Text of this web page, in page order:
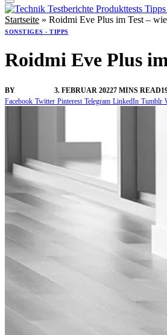
Startseite » Roidmi Eve Plus im Test –
SONSTIGES - TIPPS
Roidmi Eve Plus
BY 3. FEBRUAR 20227 MINS READ
Facebook Twitter Pinterest Telegram LinkedIn Tumblr